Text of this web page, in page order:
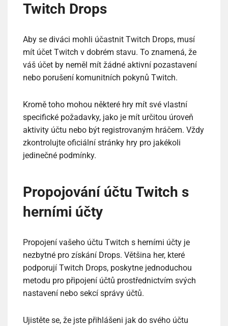
Twitch Drops
Aby se diváci mohli účastnit Twitch Drops, musí
mít účet Twitch v dobrém stavu. To znamená, že
váš účet by neměl mít žádné aktivní pozastavení
nebo porušení komunitních pokynů Twitch.
Kromě toho mohou některé hry mít své vlastní
specifické požadavky, jako je mít určitou úroveň
aktivity účtu nebo být registrovaným hráčem. Vždy
zkontrolujte oficiální stránky hry pro jakékoli
jedinečné podmínky.
Propojování účtu Twitch s
herními účty
Propojení vašeho účtu Twitch s herními účty je
nezbytné pro získání Drops. Většina her, které
podporují Twitch Drops, poskytne jednoduchou
metodu pro připojení účtů prostřednictvím svých
nastavení nebo sekcí správy účtů.
Ujistěte se, že jste přihlášeni jak do svého účtu